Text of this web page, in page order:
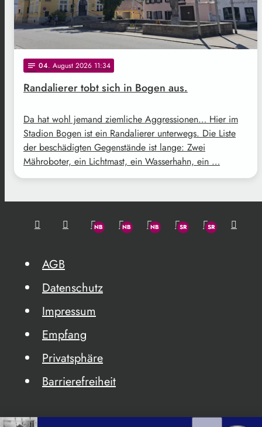
notes 04. August 2026 11:34
Randalierer tobt sich in Bogen aus.
Da hat wohl jemand ziemliche Aggressionen… Hier im
Stadion Bogen ist ein Randalierer unterwegs. Die Liste
der beschädigten Gegenstände ist lange: Zwei
Mähroboter, ein Lichtmast, ein Wasserhahn, ein …
AGB
Datenschutz
Impressum
Empfang
Privatsphäre
Barrierefreiheit